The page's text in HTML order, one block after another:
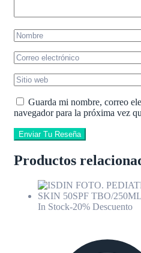
Guarda mi nombre, correo
navegador para la próxima vez
Enviar Tu Reseña
Productos
In Stock-20% Descuento